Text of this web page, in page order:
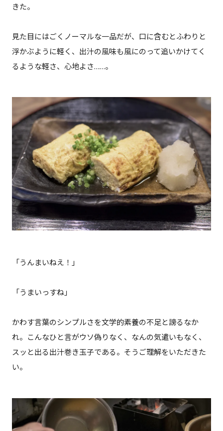
きた。
見た目にはごくノーマルな一品だが、口に含むとふわりと
浮かぶように軽く、出汁の風味も風にのって追いかけてく
るような軽さ、心地よさ……。
「うんまいねえ！」
「うまいっすね」
かわす言葉のシンプルさを文学的素養の不足と謗るなか
れ。こんなひと言がウソ偽りなく、なんの気遣いもなく、
スッと出る出汁巻き玉子である。そうご理解をいただきた
い。